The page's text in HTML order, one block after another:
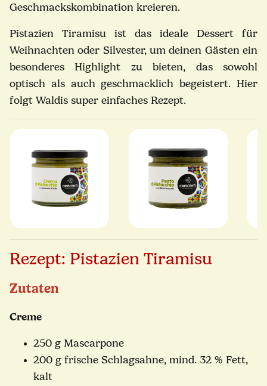
Geschmackskombination kreieren.
Pistazien Tiramisu ist das ideale Dessert für
Weihnachten oder Silvester, um deinen Gästen ein
besonderes Highlight zu bieten, das sowohl
optisch als auch geschmacklich begeistert. Hier
folgt Waldis super einfaches Rezept.
Rezept: Pistazien Tiramisu
Zutaten
Creme
250 g Mascarpone
200 g frische Schlagsahne, mind. 32 % Fett,
kalt